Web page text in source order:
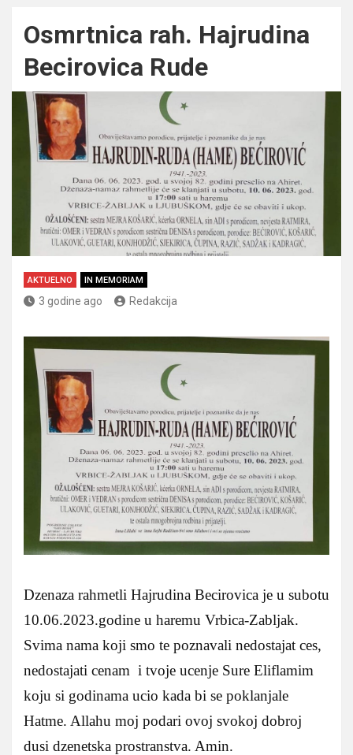
Osmrtnica rah. Hajrudina
Becirovica Rude
AKTUELNO IN MEMORIAM
3 godine ago Redakcija
Dzenaza rahmetli Hajrudina Becirovica je u subotu
10.06.2023.godine u haremu Vrbica-Zabljak.
Svima nama koji smo te poznavali nedostajat ces,
nedostajati cenam i tvoje ucenje Sure Eliflamim
koju si godinama ucio kada bi se poklanjale
Hatme. Allahu moj podari ovoj svokoj dobroj
dusi dzenetska prostranstva. Amin.